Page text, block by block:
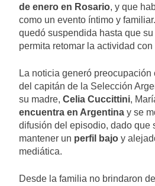
de enero en Rosario, y que
como un evento íntimo y
quedó suspendida hasta que
permita retomar la actividad
La noticia generó
del capitán de la Selección
su madre, Celia Cuccittini,
encuentra en Argentina y se
difusión del episodio, dado que
mantener un perfil bajo y
mediática.
Desde la familia no brindaron